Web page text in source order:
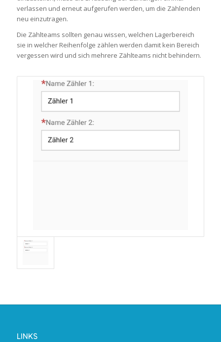
verlassen und erneut aufgerufen werden, um die Zählenden
neu einzutragen.
Die Zählteams sollten genau wissen, welchen Lagerbereich
sie in welcher Reihenfolge zählen werden damit kein Bereich
vergessen wird und sich mehrere Zählteams nicht behindern.
LINKS